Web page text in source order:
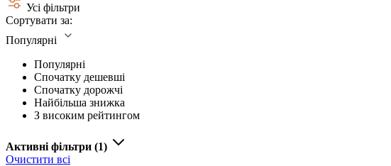
Усі фільтри
Сортувати за:
Популярні
Популярні
Спочатку дешевші
Спочатку дорожчі
Найбільша знижка
З високим рейтингом
Активні фільтри (1)
Очистити всі